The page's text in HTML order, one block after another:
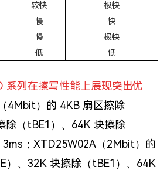
较快
极快
慢
快
慢
极快
低 低
系列在擦写性能上展现突出优
4Mbit）的 4KB 扇区擦除
除（tBE1）、64K 块擦除
3ms；XTD25W02A（2Mbit）的
）、32K 块擦除（tBE1）、64K